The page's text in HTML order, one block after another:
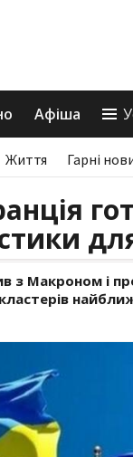
Афіша
Життя Гарні
з Макроном і